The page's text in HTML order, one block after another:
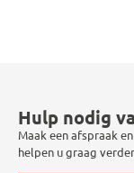
Hulp nodig
Maak een afspraak
helpen u graag